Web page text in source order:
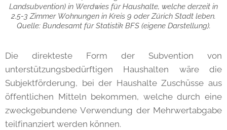
Landsubvention) in Werdwies für Haushalte, welche derzeit in
2.5-3 Zimmer Wohnungen in Kreis 9 oder Zürich Stadt leben.
Quelle: Bundesamt für Statistik BFS (eigene Darstellung).
Die direkteste Form der Subvention von
unterstützungsbedürftigen Haushalten wäre die
Subjektförderung, bei der Haushalte Zuschüsse aus
öffentlichen Mitteln bekommen, welche durch eine
zweckgebundene Verwendung der Mehrwertabgabe
teilfinanziert werden können.